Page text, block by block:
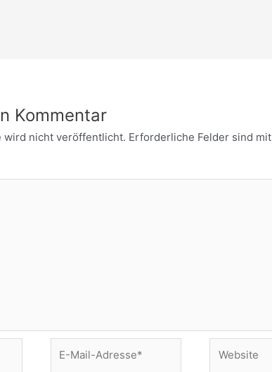
Kommentar
wird nicht veröffentlicht. Erforderliche Felder sind mit
Mail-